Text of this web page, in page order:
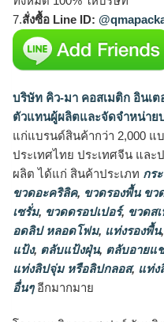
7.สั่งซื้อ Line ID:
บริษัท คิว-มา คอสเมติก อินเ
ตัวแทนผู้ผลิตและจัดจำหน่าย
แก่แบรนด์สินค้ากว่า 2,000 แ
ประเทศไทย ประเทศจีน และ
ผลิต ได้แก่ สินค้าประเภท กร
ขวดอะคริลิค, ขวดรองพื้น ขว
เซรั่ม, ขวดดรอปเปอร์, ขวดส
อดลิป หลอดโฟม, แท่งรองพื้น,
แป้ง, ตลับแป้งฝุ่น, ตลับอายแ
แท่งลิปจุ่ม หรือลิปกลอส, แท่ง
อื่นๆอีกมากมาย